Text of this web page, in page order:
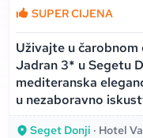
SUPER CIJENA
Uživajte u
Jadran 3* u Segetu
mediteranska
u nezaboravno
Seget Donji · Hotel